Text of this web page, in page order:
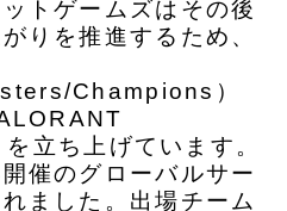
トゲームズはその後
りを推進するため、
Champions）
立ち上げています。
催のグローバルサー
ました。出場チーム